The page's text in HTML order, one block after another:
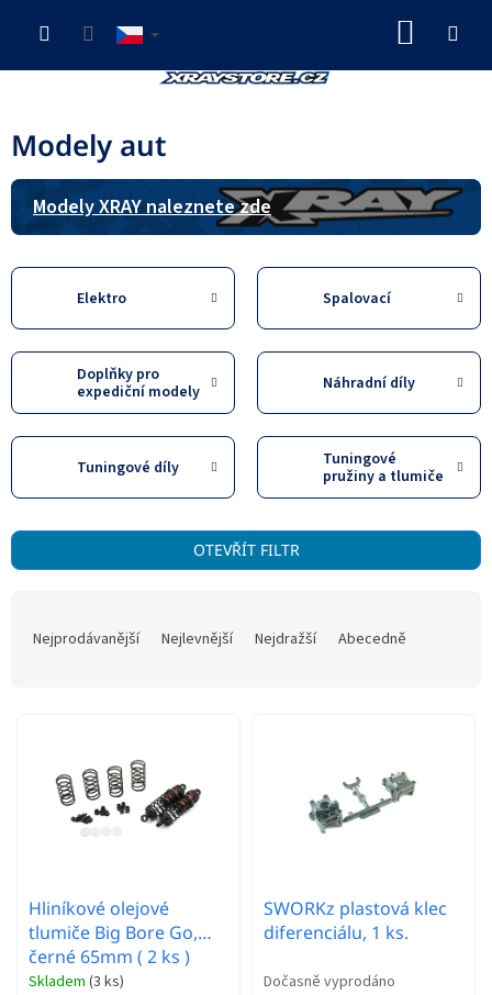
Modely aut
Modely XRAY naleznete zde
Elektro Spalovací
Doplňky pro
expediční modely
Náhradní díly
Tuningové díly
Tuningové
pružiny a tlumiče
ů
Nejprodávanější Nejlevnější Nejdražší Abecedně
OTEVŘÍT FILTR
V
ý
Hliníkové olejové
tlumiče Big Bore Go,
černé 65mm ( 2 ks )
Skladem (3 ks)
SWORKz plastová klec
diferenciálu, 1 ks.
Dočasně vyprodáno